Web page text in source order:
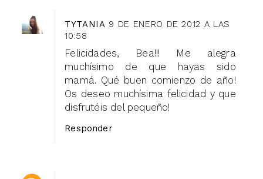
TYTANIA 9 DE ENERO DE 2012 A LAS
10:58
Felicidades, Bea!!! Me alegra
muchísimo de que hayas sido
mamá. Qué buen comienzo de año!
Os deseo muchísima felicidad y que
disfrutéis del pequeño!
Responder